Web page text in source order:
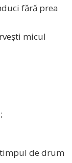
fără prea
micul
de drum